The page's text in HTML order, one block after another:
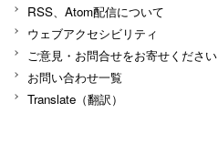
RSS、Atom配信について
ウェブアクセシビリティ
ご意見・お問合せをお寄せください
お問い合わせ一覧
Translate（翻訳）